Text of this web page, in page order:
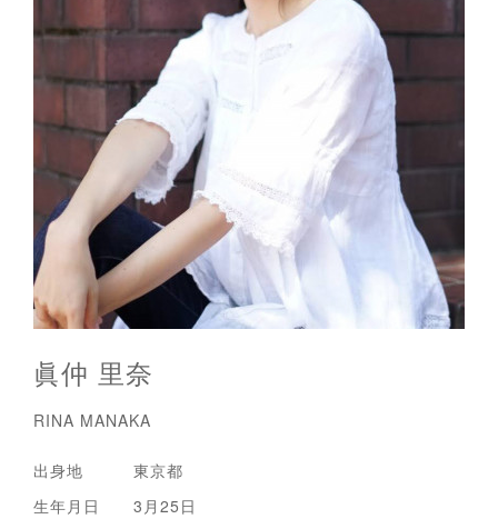
眞仲 里奈
RINA MANAKA
出身地 東京都
生年月日 3月25日